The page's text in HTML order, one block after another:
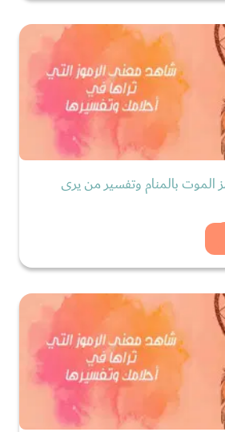
بالمنام وتفسير من يرى